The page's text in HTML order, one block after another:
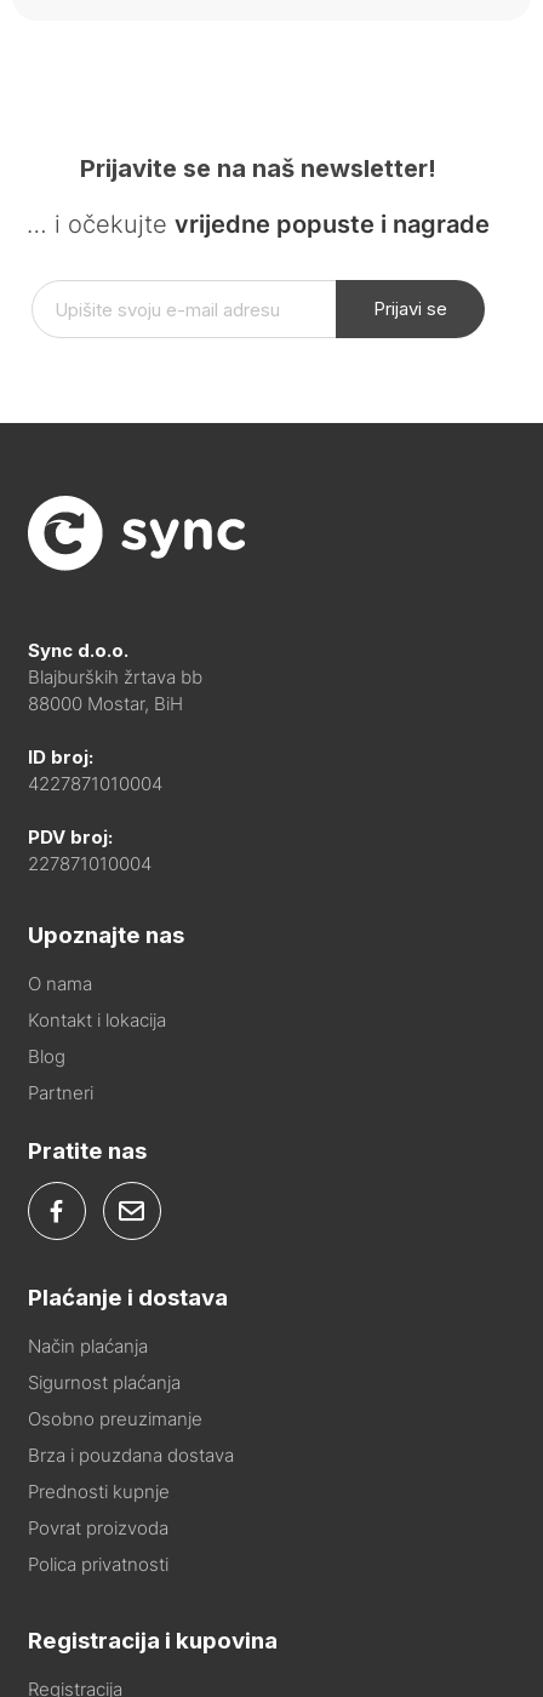
Prijavite se na naš newsletter!
… i očekujte vrijedne popuste i nagrade
Prijavi se
Sync d.o.o.
Blajburških žrtava bb
88000 Mostar, BiH
ID broj:
4227871010004
PDV broj:
227871010004
Upoznajte nas
O nama
Kontakt i lokacija
Blog
Partneri
Pratite nas
Plaćanje i dostava
Način plaćanja
Sigurnost plaćanja
Osobno preuzimanje
Brza i pouzdana dostava
Prednosti kupnje
Povrat proizvoda
Polica privatnosti
Registracija i kupovina
Registracija